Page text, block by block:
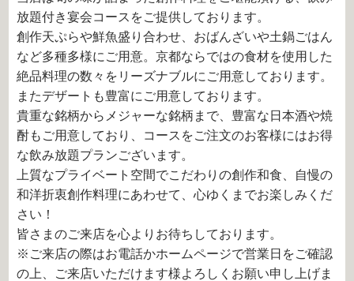
放題付き宴会コースをご提供しております。
創作天ぷらや鮮魚盛り合わせ、おばんざいや土鍋ごはん
など多種多様にご用意。京都ならではの食材を使用した
絶品料理の数々をリーズナブルにご用意しております。
またデザートも豊富にご用意しております。
貴重な銘柄からメジャーな銘柄まで、豊富な日本酒や焼
酎もご用意しており、コースをご注文のお客様にはお得
な飲み放題プランございます。
上質なプライベート空間でこだわりの創作和食、自慢の
和洋折衷創作料理にあわせて、心ゆくまでお楽しみくだ
さい！
皆さまのご来店を心よりお待ちしております。
※ご来店の際はお電話かホームページで営業日をご確認
の上、ご来店いただけます様よろしくお願い申し上げま